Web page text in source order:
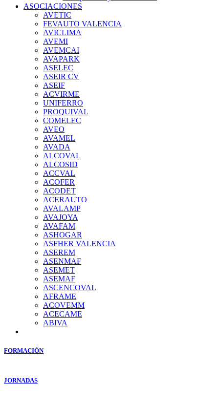
ASOCIACIONES
AVETIC
FEVAUTO VALENCIA
AVICLIMA
AVEMI
AVEMCAI
AVAPARK
ASELEC
ASEIR CV
ASEIF
ACVIRME
UNIFERRO
PROQUIVAL
COMELEC
AVEO
AVAMEL
AVADA
ALCOVAL
ALCOSID
ACCVAL
ACOFER
ACODET
ACERAUTO
AVALAMP
AVAJOYA
AVAFAM
ASHOGAR
ASFHER VALENCIA
ASEREM
ASENMAF
ASEMET
ASEMAF
ASCENCOVAL
AFRAME
ACOVEMM
ACECAME
ABIVA
FORMACIÓN
JORNADAS